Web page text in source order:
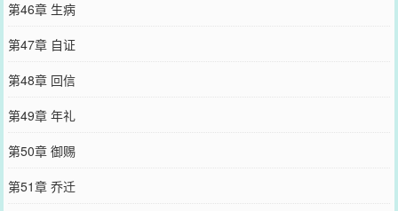
第46章 生病
第47章 自证
第48章 回信
第49章 年礼
第50章 御赐
第51章 乔迁